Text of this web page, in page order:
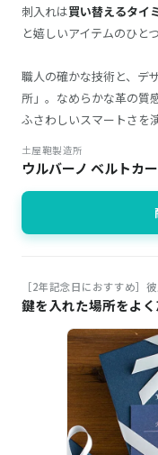
刺入れは買い替えるタイ
と嬉しいアイテムのひとつ
職人の確かな技術と、デ
所」。なめらかな革の質
ふさわしいスマートさを
土屋鞄製造所
ウルバーノ ベルトカ
［2年記念日におすすめ］
鍵を入れた場所をよ